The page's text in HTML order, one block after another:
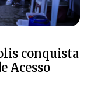
conquista
Acesso